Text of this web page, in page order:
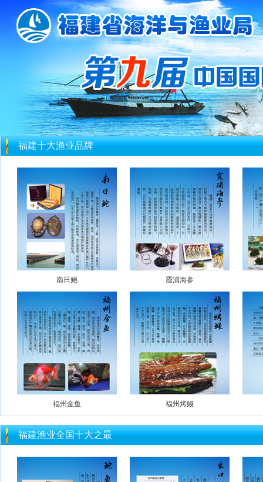
福建十大渔业品牌
南日鲍 霞浦海参
福州金鱼 福州烤鳗
福建渔业全国十大之最